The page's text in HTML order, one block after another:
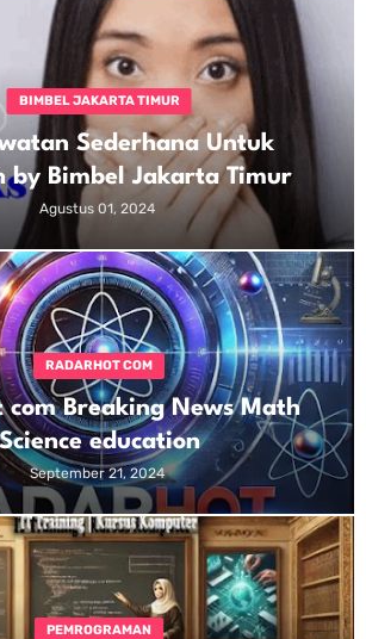
BIMBEL JAKARTA TIMUR
Sederhana Untuk
by Bimbel Jakarta Timur
Agustus 01, 2024
RADARHOT COM
com Breaking News Math
education
September 21, 2024
PEMROGRAMAN